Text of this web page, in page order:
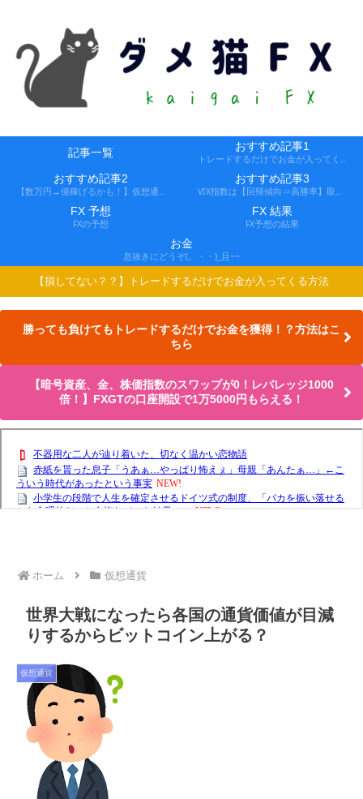
記事一覧 おすすめ記事1
おすすめ記事2 おすすめ記事3
FX 予想
FXの予想
FX 結果
FX予想の結果
お金
息抜きにどうぞ(。・・)_且~~
【損してない？？】トレードするだけでお金が入ってくる方法
勝っても負けてもトレードするだけでお金を獲得！？方法はこ
ちら
【暗号資産、金、株価指数のスワップが0！レバレッジ1000
倍！】FXGTの口座開設で1万5000円もらえる！
ホーム 仮想通貨
世界大戦になったら各国の通貨価値が目減
りするからビットコイン上がる？
仮想通貨